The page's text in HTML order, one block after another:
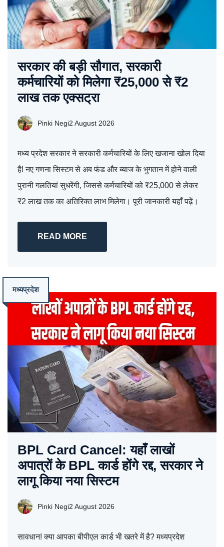
सरकार की बड़ी सौगात, सरकारी
कर्मचारियों को मिलेगा ₹25,000 से ₹2
लाख तक एक्सट्रा
Pinki Negi2 August 2026
मध्य प्रदेश सरकार ने सरकारी कर्मचारियों के लिए खजाना खोल दिया
है! नए गणना सिस्टम से अब फंड और ब्याज के भुगतान में होने वाली
पुरानी गलतियां सुधरेंगी, जिससे कर्मचारियों को ₹25,000 से लेकर
₹2 लाख तक का अतिरिक्त लाभ मिलेगा। पूरी जानकारी यहाँ पढ़ें।
READ MORE
मध्यप्रदेश
BPL Card Cancel: यहाँ लाखों
अपात्रों के BPL कार्ड होंगे रद्द, सरकार ने
लागू किया नया सिस्टम
Pinki Negi2 August 2026
सावधान! क्या आपका बीपीएल कार्ड भी खतरे में है? मध्यप्रदेश